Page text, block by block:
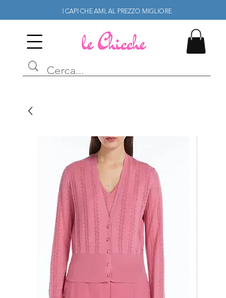
I CAPI CHE AMI, AL PREZZO MIGLIORE